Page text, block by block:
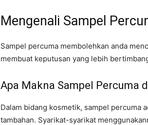
Mengenali Sampel
Sampel percuma membolehkan anda
membuat keputusan yang lebih
Apa Makna Sampel Percuma
Dalam bidang kosmetik, sampel percuma
tambahan. Syarikat-syarikat